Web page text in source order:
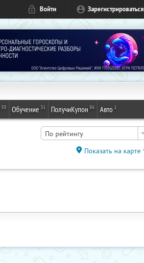
Войти Зарегистрироваться
50 Обучение 31 ПолучиКупон 86 Авто 1
По рейтингу
Показать на карте